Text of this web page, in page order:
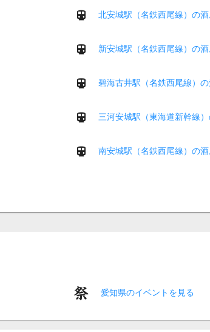
北安城駅（名鉄西尾線）の
新安城駅（名鉄西尾線）の
碧海古井駅（名鉄西尾線）
三河安城駅（東海道新幹線
南安城駅（名鉄西尾線）の
愛知県のイベントを見る